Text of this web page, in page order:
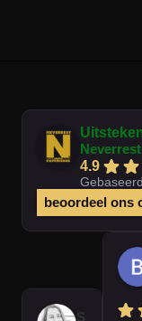
4.9
beoordeel ons